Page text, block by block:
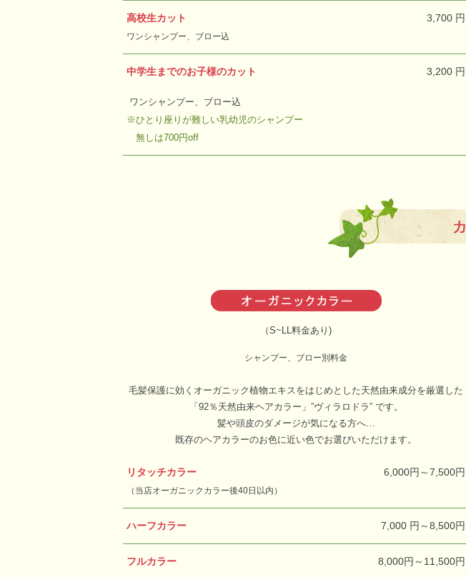
高校生カット
ワンシャンプー、ブロー込
3,700 円
中学生までのお子様のカット
ワンシャンプー、ブロー込
※ひとり座りが難しい乳幼児のシャンプー
無しは700円off
3,200 円
（S~LL料金あり)
シャンプー、ブロー別料金
毛髪保護に効くオーガニック植物エキスをはじめとした天然由来成分を厳選した
「92％天然由来ヘアカラー」”ヴィラロドラ” です。
髪や頭皮のダメージが気になる方へ…
既存のヘアカラーのお色に近い色でお選びいただけます。
リタッチカラー
（当店オーガニックカラー後40日以内）
6,000円～7,500円
ハーフカラー 7,000 円～8,500円
フルカラー 8,000円～11,500円